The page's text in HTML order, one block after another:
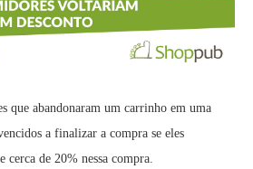
que abandonaram um carrinho em uma
a finalizar a compra se eles
cerca de 20% nessa compra.